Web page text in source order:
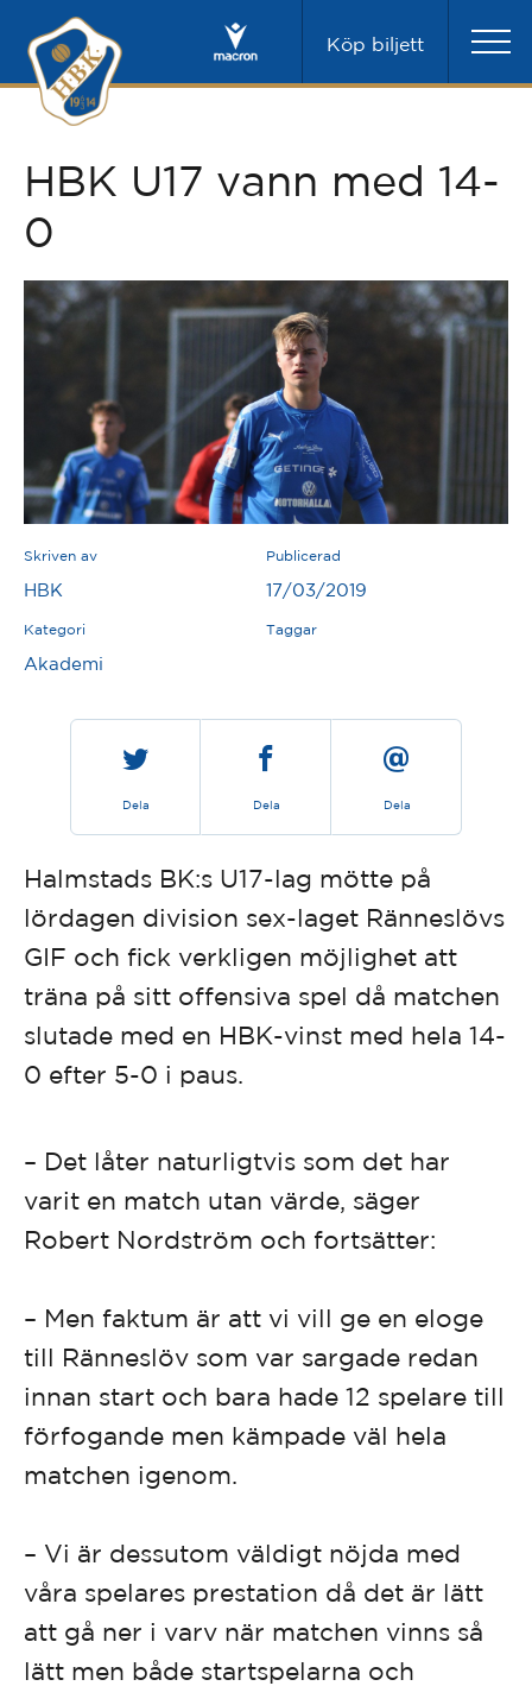
Köp biljett
HBK U17 vann med 14-
0
Skriven av
HBK
Publicerad
17/03/2019
Kategori
Akademi
Taggar
Dela Dela Dela
Halmstads BK:s U17-lag mötte på
lördagen division sex-laget Ränneslövs
GIF och fick verkligen möjlighet att
träna på sitt offensiva spel då matchen
slutade med en HBK-vinst med hela 14-
0 efter 5-0 i paus.
– Det låter naturligtvis som det har
varit en match utan värde, säger
Robert Nordström och fortsätter:
– Men faktum är att vi vill ge en eloge
till Ränneslöv som var sargade redan
innan start och bara hade 12 spelare till
förfogande men kämpade väl hela
matchen igenom.
– Vi är dessutom väldigt nöjda med
våra spelares prestation då det är lätt
att gå ner i varv när matchen vinns så
lätt men både startspelarna och